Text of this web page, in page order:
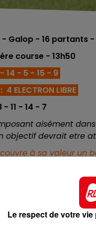
7h00 -
DEBOUT
Galop - 16 partants -
course - 13h50
14 - 5 - 15 - 9
ELECTRON LIBRE
11 - 14 - 7
aisément
objectif devrait etre
à sa valeur un
4 éme d'un
la révelation de cette
trouve bien placé en
Le respect de votre